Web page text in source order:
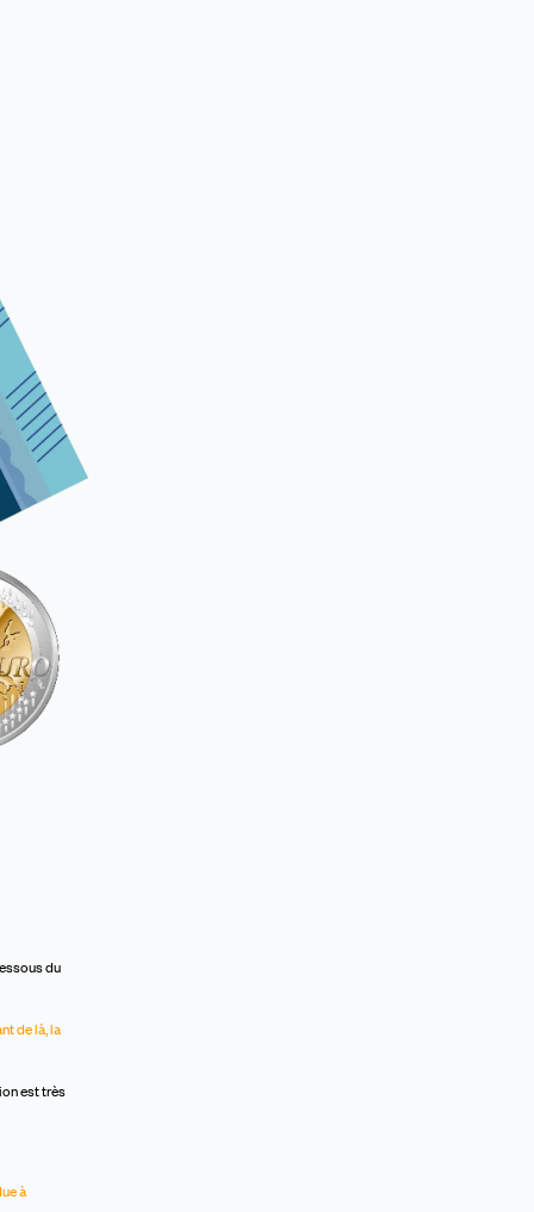
du
de là, la
est très
à